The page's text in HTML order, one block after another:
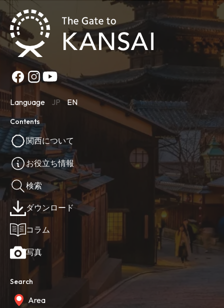
Language JP EN
Contents
関西について
お役立ち情報
検索
ダウンロード
コラム
写真
Search
Area